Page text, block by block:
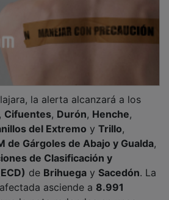
Cifuentes, Durón,Henche,
del ExtremoyTrillo,
de Gárgoles de Abajo y Gualda
de Clasificación y
de BrihuegaySacedón
asciende a 8.991
la nota redondea en unas